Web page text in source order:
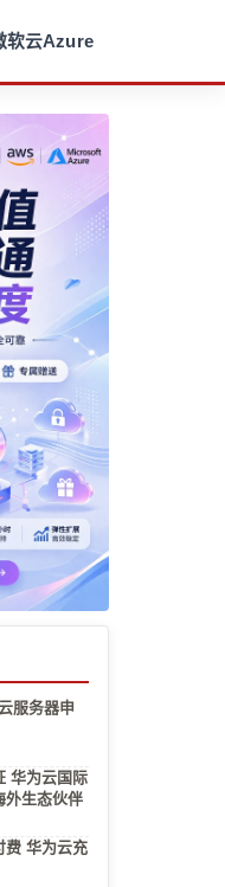
软云Azure
服务器申
华为云国际
外生态伙伴
费 华为云充